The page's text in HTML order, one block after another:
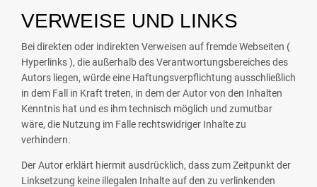
VERWEISE UND LINKS
Bei direkten oder indirekten Verweisen auf fremde Webseiten (
Hyperlinks ), die außerhalb des Verantwortungsbereiches des
Autors liegen, würde eine Haftungsverpflichtung ausschließlich
in dem Fall in Kraft treten, in dem der Autor von den Inhalten
Kenntnis hat und es ihm technisch möglich und zumutbar
wäre, die Nutzung im Falle rechtswidriger Inhalte zu
verhindern.
Der Autor erklärt hiermit ausdrücklich, dass zum Zeitpunkt der
Linksetzung keine illegalen Inhalte auf den zu verlinkenden